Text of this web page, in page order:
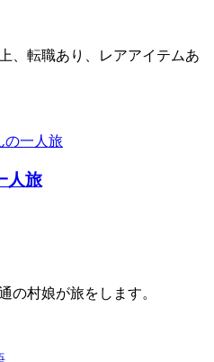
、転職あり、レアアイテムあ
人旅
の村娘が旅をします。